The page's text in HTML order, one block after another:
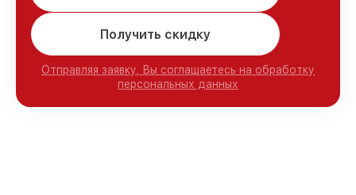
Получить скидку
Отправляя заявку, Вы соглашаетесь на обработку
персональных данных